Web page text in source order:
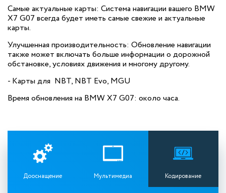
Самые актуальные карты: Система навигации вашего BMW
X7 G07 всегда будет иметь самые свежие и актуальные
карты.
Улучшенная производительность: Обновление навигации
также может включать больше информации о дорожной
обстановке, условиях движения и многому другому.
- Карты для NBT, NBT Evo, MGU
Время обновления на BMW X7 G07: около часа.
Дооснащение Мультимедиа Кодирование